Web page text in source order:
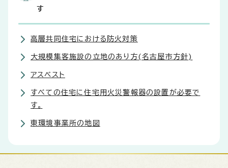
す
高層共同住宅における防火対策
大規模集客施設の立地のあり方(名古屋市方針)
アスベスト
すべての住宅に住宅用火災警報器の設置が必要で
す。
東環境事業所の地図